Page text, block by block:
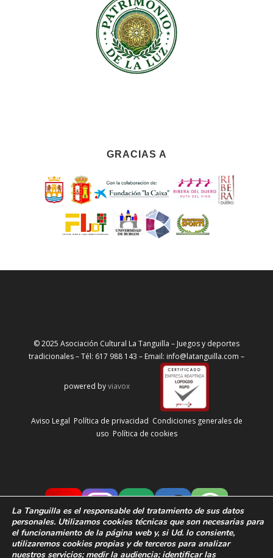
GRACIAS A
© 2025 Asociación Cultural La Tanguilla – Juegos y deportes
tradicionales – Tél: 617 988 143 – Email: info@latanguilla.com –
powered byviavox
Aviso Legal Política de privacidad Condiciones generales de
uso Política de cookies
La Tanguilla es el responsable del tratamiento de sus datos
personales. Utilizamos cookies técnicas que son necesarias para
el funcionamiento de la página web y, si Ud. lo consiente,
utilizaremos cookies propias y de terceros para analizar
nuestros servicios; medir la audiencia;identificar las